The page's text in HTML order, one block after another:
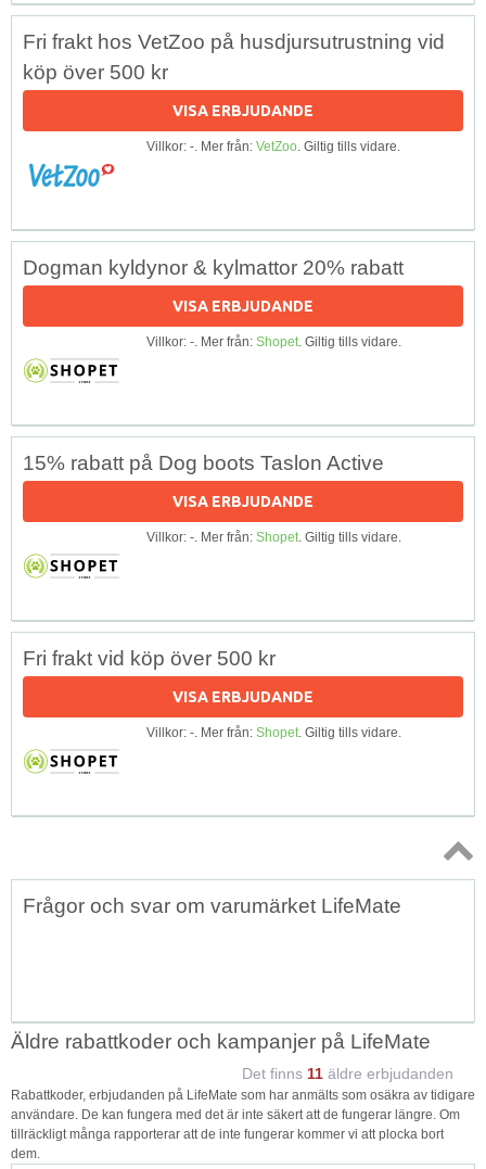
Fri frakt hos VetZoo på husdjursutrustning vid
köp över 500 kr
VISA ERBJUDANDE
Villkor: -. Mer från: VetZoo. Giltig tills vidare.
Dogman kyldynor & kylmattor 20% rabatt
VISA ERBJUDANDE
Villkor: -. Mer från: Shopet. Giltig tills vidare.
15% rabatt på Dog boots Taslon Active
VISA ERBJUDANDE
Villkor: -. Mer från: Shopet. Giltig tills vidare.
Fri frakt vid köp över 500 kr
VISA ERBJUDANDE
Villkor: -. Mer från: Shopet. Giltig tills vidare.
Topp
Frågor och svar om varumärket LifeMate
Äldre rabattkoder och kampanjer på LifeMate
Det finns 11 äldre erbjudanden
Rabattkoder, erbjudanden på LifeMate som har anmälts som osäkra av tidigare
användare. De kan fungera med det är inte säkert att de fungerar längre. Om
tillräckligt många rapporterar att de inte fungerar kommer vi att plocka bort
dem.